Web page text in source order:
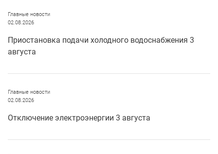
Главные новости
02.08.2026
Приостановка подачи холодного водоснабжения 3
августа
Главные новости
02.08.2026
Отключение электроэнергии 3 августа